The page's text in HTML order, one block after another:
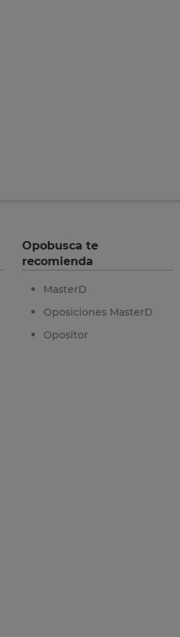
Opobusca te
recomienda
MasterD
Oposiciones MasterD
Opositor